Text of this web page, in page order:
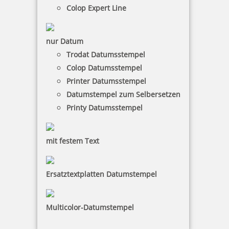
Colop Expert Line
nur Datum
Trodat Datumsstempel
Colop Datumsstempel
Printer Datumsstempel
Datumstempel zum Selbersetzen
Printy Datumsstempel
mit festem Text
Ersatztextplatten Datumstempel
Multicolor-Datumstempel
27,73 €
Braille Türschild Geschäftsleitung